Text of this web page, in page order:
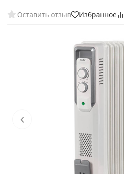
Оставить отзыв Избранное
‹